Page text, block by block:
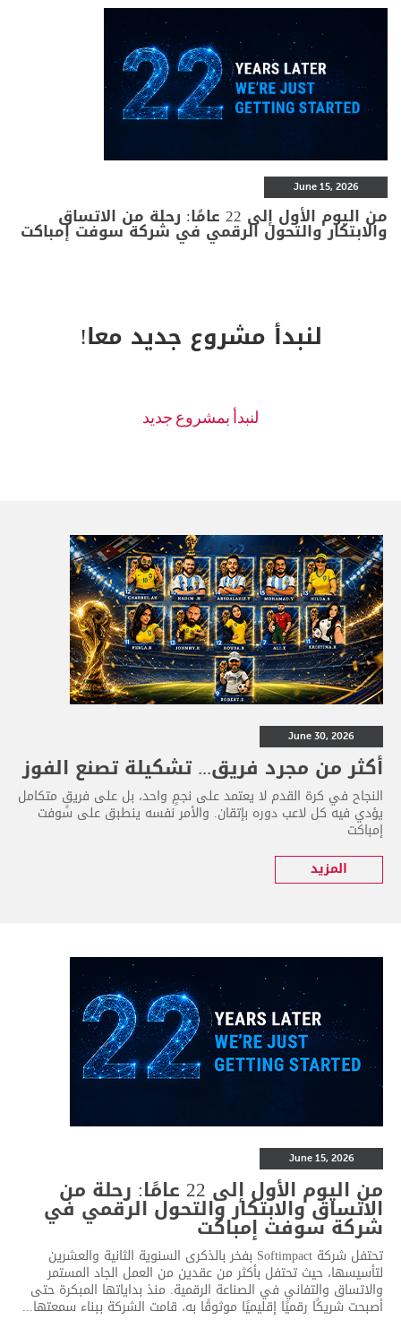
June 15, 2026
من اليوم الأول إلى 22 عامًا: رحلة من الاتساق
والابتكار والتحول الرقمي في شركة سوفت إمباكت
لنبدأ مشروع جديد معا!
June 30, 2026
أكثر من مجرد فريق... تشكيلة تصنع الفوز
النجاح في كرة القدم لا يعتمد على نجمٍ واحد، بل على فريقٍ متكامل
يؤدي فيه كل لاعب دوره بإتقان. والأمر نفسه ينطبق على سوفت
إمباكت
المزيد
June 15, 2026
من اليوم الأول إلى 22 عامًا: رحلة من
الاتساق والابتكار والتحول الرقمي في
شركة سوفت إمباكت
تحتفل شركة Softimpact بفخر بالذكرى السنوية الثانية والعشرين
لتأسيسها، حيث تحتفل بأكثر من عقدين من العمل الجاد المستمر
والاتساق والتفاني في الصناعة الرقمية. منذ بداياتها المبكرة حتى
أصبحت شريكًا رقميًا إقليميًا موثوقًا به، قامت الشركة ببناء سمعتها...